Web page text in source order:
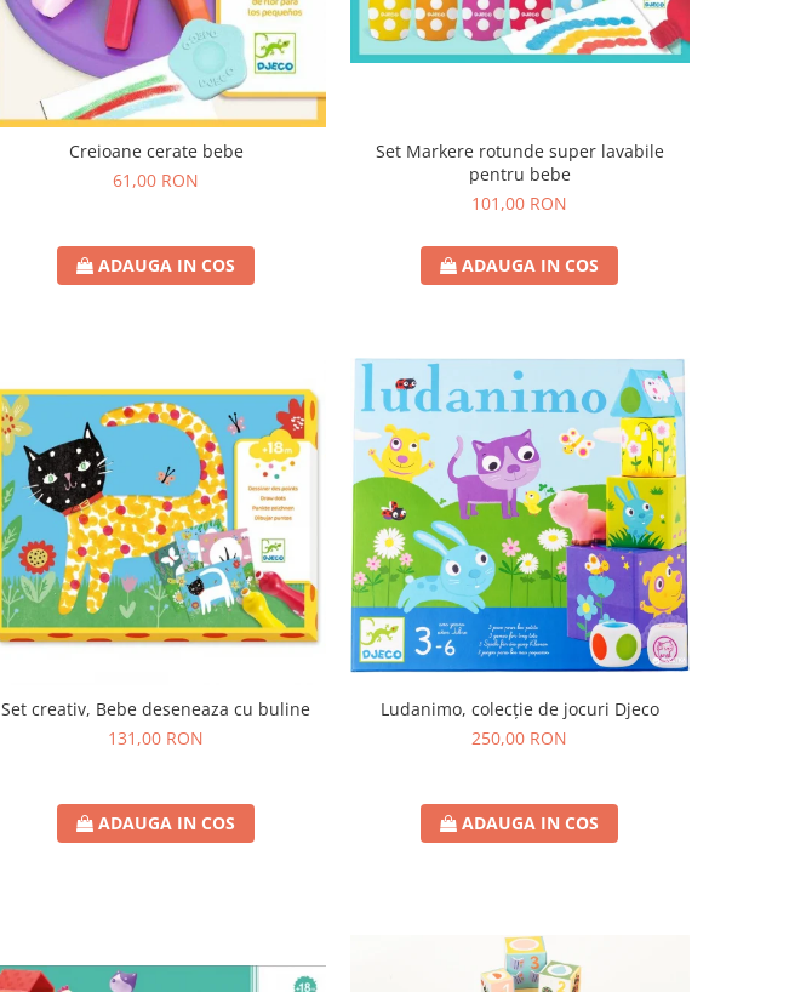
Creioane cerate bebe
61,00 RON
ADAUGA IN COS
Set Markere rotunde super lavabile
pentru bebe
101,00 RON
ADAUGA IN COS
Set creativ, Bebe deseneaza cu buline
131,00 RON
ADAUGA IN COS
Ludanimo, colecție de jocuri Djeco
250,00 RON
ADAUGA IN COS